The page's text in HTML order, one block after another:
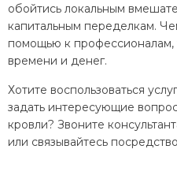
обойтись локальным
капитальным переделкам.
помощью к
времени и денег.
Хотите воспользоваться
задать интересующие
кровли? Звоните
или связывайтесь